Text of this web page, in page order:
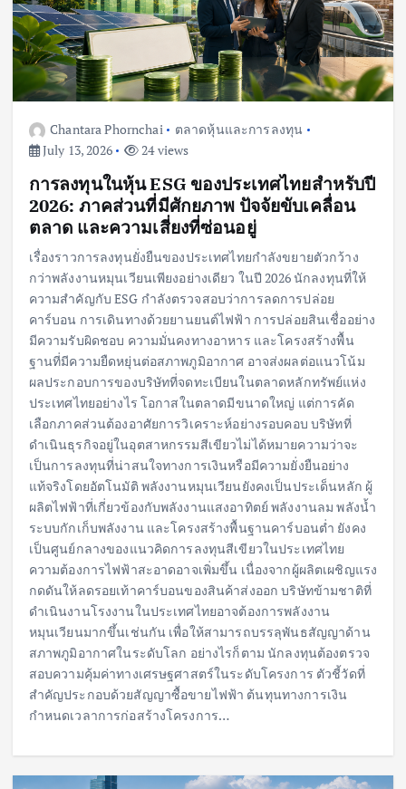
Chantara Phornchai
ตลาดหุ้นและการลงทุน
July 13, 2026
24 views
การลงทุนในหุ้น ESG ของประเทศไทยสำหรับปี
2026: ภาคส่วนที่มีศักยภาพ ปัจจัยขับเคลื่อน
ตลาด และความเสี่ยงที่ซ่อนอยู่
เรื่องราวการลงทุนยั่งยืนของประเทศไทยกำลังขยายตัวกว้าง
กว่าพลังงานหมุนเวียนเพียงอย่างเดียว ในปี 2026 นักลงทุนที่ให้
ความสำคัญกับ ESG กำลังตรวจสอบว่าการลดการปล่อย
คาร์บอน การเดินทางด้วยยานยนต์ไฟฟ้า การปล่อยสินเชื่ออย่าง
มีความรับผิดชอบ ความมั่นคงทางอาหาร และโครงสร้างพื้น
ฐานที่มีความยืดหยุ่นต่อสภาพภูมิอากาศ อาจส่งผลต่อแนวโน้ม
ผลประกอบการของบริษัทที่จดทะเบียนในตลาดหลักทรัพย์แห่ง
ประเทศไทยอย่างไร โอกาสในตลาดมีขนาดใหญ่ แต่การคัด
เลือกภาคส่วนต้องอาศัยการวิเคราะห์อย่างรอบคอบ บริษัทที่
ดำเนินธุรกิจอยู่ในอุตสาหกรรมสีเขียวไม่ได้หมายความว่าจะ
เป็นการลงทุนที่น่าสนใจทางการเงินหรือมีความยั่งยืนอย่าง
แท้จริงโดยอัตโนมัติ พลังงานหมุนเวียนยังคงเป็นประเด็นหลัก ผู้
ผลิตไฟฟ้าที่เกี่ยวข้องกับพลังงานแสงอาทิตย์ พลังงานลม พลังน้ำ
ระบบกักเก็บพลังงาน และโครงสร้างพื้นฐานคาร์บอนต่ำ ยังคง
เป็นศูนย์กลางของแนวคิดการลงทุนสีเขียวในประเทศไทย
ความต้องการไฟฟ้าสะอาดอาจเพิ่มขึ้น เนื่องจากผู้ผลิตเผชิญแรง
กดดันให้ลดรอยเท้าคาร์บอนของสินค้าส่งออก บริษัทข้ามชาติที่
ดำเนินงานโรงงานในประเทศไทยอาจต้องการพลังงาน
หมุนเวียนมากขึ้นเช่นกัน เพื่อให้สามารถบรรลุพันธสัญญาด้าน
สภาพภูมิอากาศในระดับโลก อย่างไรก็ตาม นักลงทุนต้องตรวจ
สอบความคุ้มค่าทางเศรษฐศาสตร์ในระดับโครงการ ตัวชี้วัดที่
สำคัญประกอบด้วยสัญญาซื้อขายไฟฟ้า ต้นทุนทางการเงิน
กำหนดเวลาการก่อสร้างโครงการ…